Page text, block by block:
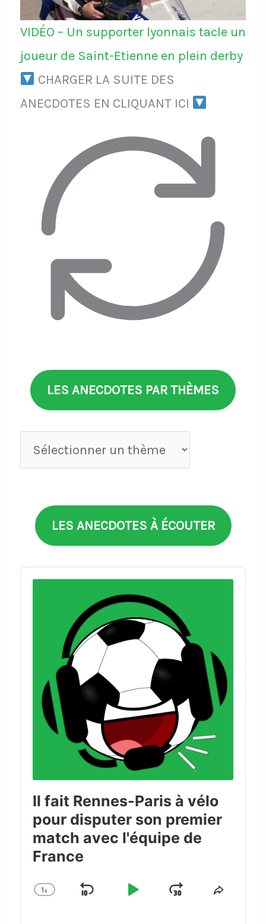
VIDÉO – Un supporter lyonnais tacle un
joueur de Saint-Etienne en plein derby
CHARGER LA SUITE DES
ANECDOTES EN CLIQUANT ICI
LES ANECDOTES PAR THÈMES
Anecdotes
par
LES ANECDOTES À ÉCOUTER
Audio
Player
Il fait Rennes-Paris à vélo
pour disputer son premier
match avec l'équipe de
France
Change
1x
Skip
Play
JumpShare